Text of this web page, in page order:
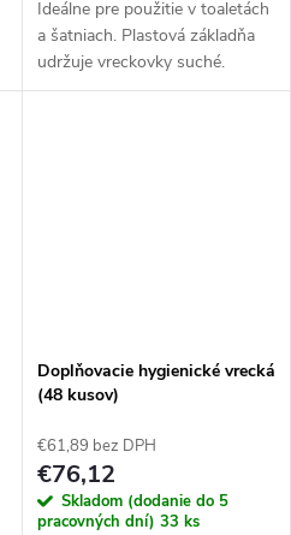
Ideálne pre použitie v toaletách
a šatniach. Plastová základňa
udržuje vreckovky suché.
Papierové vreckovky sa
Doplňovacie hygienické vrecká
(48 kusov)
€61,89 bez DPH
€76,12
Skladom (dodanie do 5
pracovných dní) 33 ks